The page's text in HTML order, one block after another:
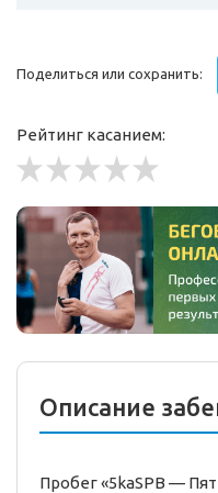
Поделиться или сохранить:
Рейтинг касанием:
Описание
Пробег «5kaSPB —